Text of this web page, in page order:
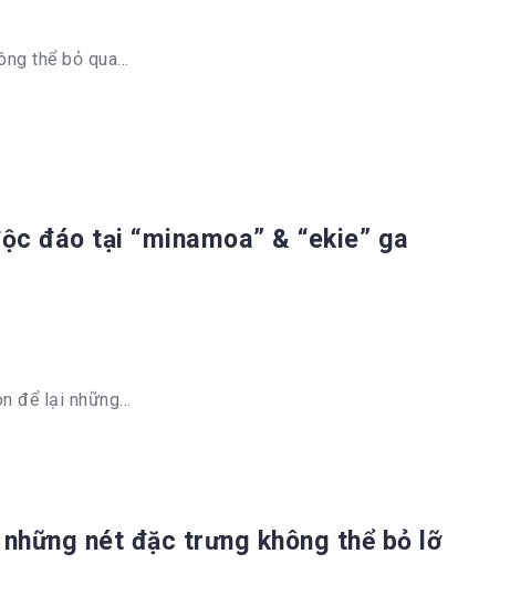
thể bỏ qua...
đáo tại “minamoa” & “ekie” ga
để lại những...
nét đặc trưng không thể bỏ lỡ